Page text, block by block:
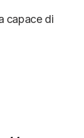
capace di